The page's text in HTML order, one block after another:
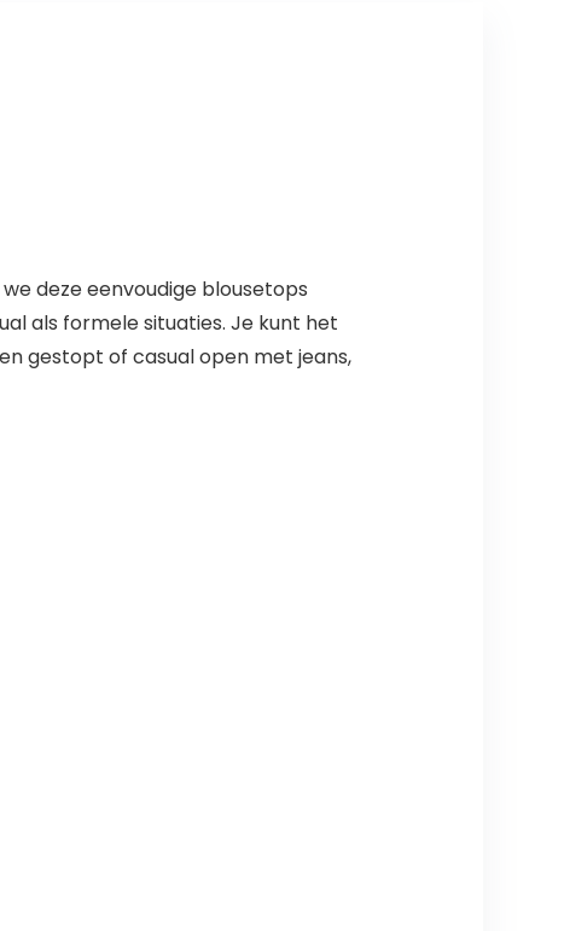
deze eenvoudige blousetops
als formele situaties. Je kunt het
gestopt of casual open met jeans,